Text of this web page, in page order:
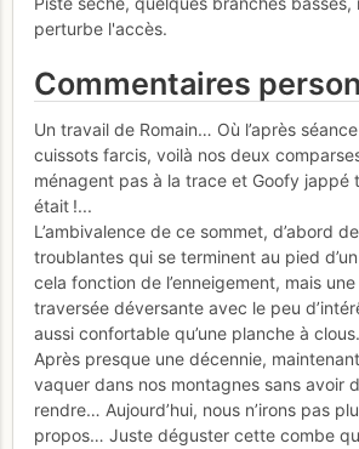
perturbe l'accès.
Commentaires
Un travail de Romain… Où l’après
cuissots farcis, voilà nos deux
ménagent pas à la trace et Goofy jappé
était !...
L’ambivalence de ce sommet, d’abord
troublantes qui se terminent au pied
cela fonction de l’enneigement, mais
traversée déversante avec le peu
aussi confortable qu’une planche à clous.
Après presque une décennie,
vaquer dans nos montagnes sans avoir
rendre… Aujourd’hui, nous n’irons pas
propos… Juste déguster cette combe